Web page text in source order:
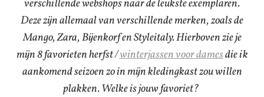
verschillende webshops naar de leukste exemplaren.
Deze zijn allemaal van verschillende merken, zoals de
Mango, Zara, Bijenkorf en Styleitaly. Hierboven zie je
mijn 8 favorieten herfst /winterjassen voor damesdie ik
aankomend seizoen zo in mijn kledingkast zou willen
plakken. Welke is jouw favoriet?